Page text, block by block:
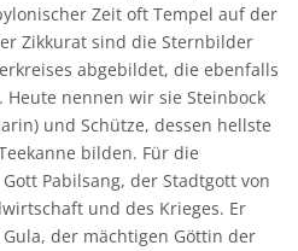
Zeit oft Tempel auf der
Zikkurat sind die Sternbilder
abgebildet, die ebenfalls
nennen wir sie Steinbock
und Schütze, dessen hellste
bilden. Für die
Pabilsang, der Stadtgott von
und des Krieges. Er
der mächtigen Göttin der